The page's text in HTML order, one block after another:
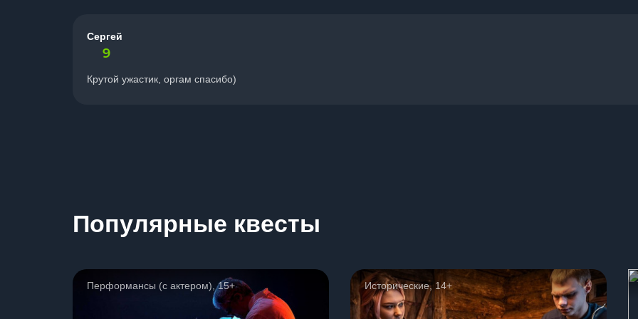
Сергей
9
Крутой ужастик, оргам спасибо)
Популярные квесты
Перформансы (с актером), 15+ Исторические, 14+